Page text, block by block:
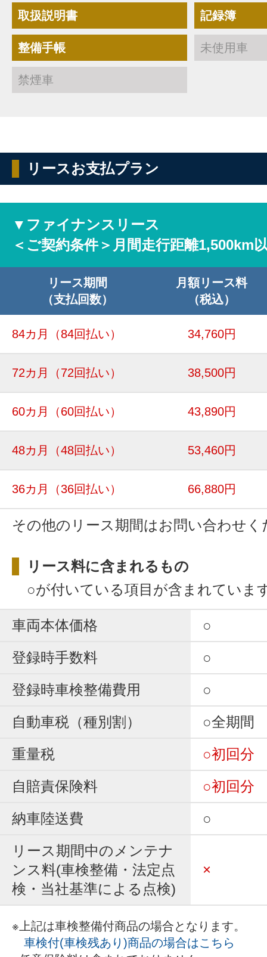
取扱説明書 記録簿
整備手帳 未使用車
禁煙車
リースお支払プラン
▼ファイナンスリース
＜ご契約条件＞月間走行距離1,500km
リース期間
（支払回数）
月額リース料
（税込）
84カ月 （84回払い） 34,760円
72カ月 （72回払い） 38,500円
60カ月 （60回払い） 43,890円
48カ月 （48回払い） 53,460円
36カ月 （36回払い） 66,880円
その他のリース期間はお問い合わせく
リース料に含まれるもの
○が付いている項目が含まれていま
車両本体価格
○
登録時手数料
○
登録時車検整備費用
○
自動車税（種別割）
○全期間
重量税
○初回分
自賠責保険料
○初回分
納車陸送費
○
リース期間中のメンテナ
ンス料(車検整備・法定点
検・当社基準による点検)
×
※上記は車検整備付商品の場合となります。
車検付(車検残あり)商品の場合はこちら